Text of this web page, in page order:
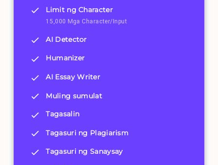
Limit ng Character
15,000 Mga Character/Input
AI Detector
Humanizer
AI Essay Writer
Muling sumulat
Tagasalin
Tagasuri ng Plagiarism
Tagasuri ng Sanaysay